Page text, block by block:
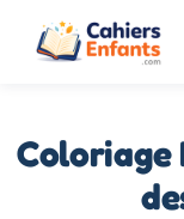
Coloriage